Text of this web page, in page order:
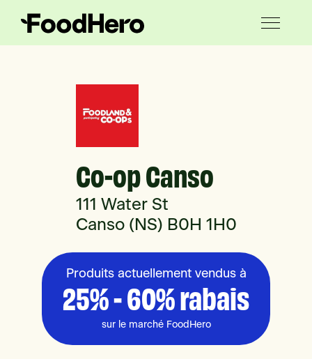
Co-op Canso
111 Water St
Canso (NS) B0H 1H0
Produits actuellement vendus à
25% - 60% rabais
sur le marché FoodHero